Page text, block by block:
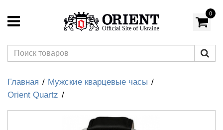
0
Главная
Мужские кварцевые часы
Orient Quartz